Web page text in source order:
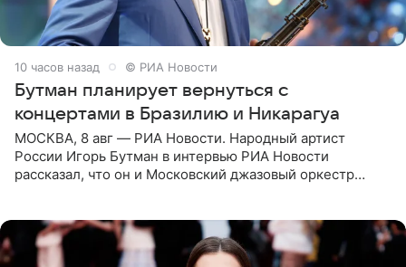
10 часов назад © РИА Новости
Бутман планирует вернуться с
концертами в Бразилию и Никарагуа
МОСКВА, 8 авг — РИА Новости. Народный артист
России Игорь Бутман в интервью РИА Новости
рассказал, что он и Московский джазовый оркестр